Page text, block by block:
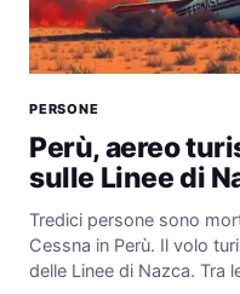
PERSONE
Perù, aereo
sulle Linee di
Tredici persone sono
Cessna in Perù. Il volo
delle Linee di Nazca. Tra